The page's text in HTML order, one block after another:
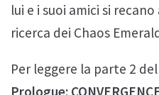
lui e i suoi amici si
ricerca dei Chaos
Per leggere la parte 2
Prologue: